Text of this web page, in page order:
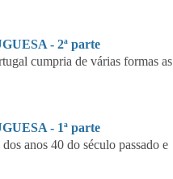
- 2ª parte
cumpria de várias formas as
- 1ª parte
anos 40 do século passado e